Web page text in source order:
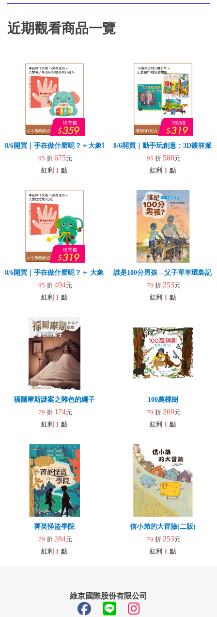
近期觀看商品一覽
8/6開買｜手在做什麼呢？＋大象電子琴
95 折 675元
紅利 1 點
8/6開買｜動手玩創意：3D叢林派
95 折 588元
紅利 1 點
8/6開買｜手在做什麼呢？＋ 大象拉拉樂(玩具)
95 折 494元
紅利 1 點
誰是100分男孩—父子單車環島記
79 折 253元
紅利 1 點
福爾摩斯謎案之雜色的繩子
79 折 174元
紅利 1 點
100萬棵樹
79 折 269元
紅利 1 點
菁英怪盜學院
79 折 284元
紅利 1 點
信小弟的大冒險(二版)
79 折 253元
紅利 1 點
維京國際股份有限公司